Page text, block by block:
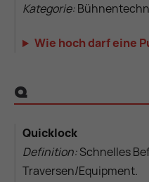
Kategorie:
Wie hoch darf eine
Q
Quicklock
Definition:Schnelles
Traversen/Equipment.